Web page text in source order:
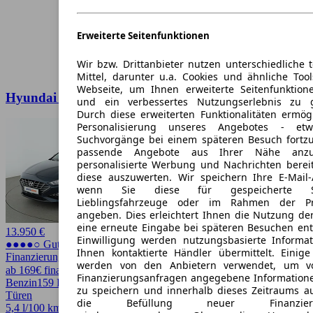
Erweiterte Seitenfunktionen
Wir bzw. Drittanbieter nutzen unterschiedliche
Mittel, darunter u.a. Cookies und ähnliche
Webseite, um Ihnen erweiterte
und ein verbessertes Nutzungserlebnis zu
Durch diese erweiterten Funktionalitäten
Personalisierung unseres Angebotes -
Suchvorgänge bei einem späteren Besuch
passende Angebote aus Ihrer Nähe
personalisierte Werbung und Nachrichten
diese auszuwerten. Wir speichern Ihre E-Mail-
wenn Sie diese für gespeicherte
Lieblingsfahrzeuge oder im Rahmen der
angeben. Dies erleichtert Ihnen die Nutzung
eine erneute Eingabe bei späteren Besuchen
Einwilligung werden nutzungsbasierte
Ihnen kontaktierte Händler übermittelt. Einige
werden von den Anbietern verwendet, um
Finanzierungsanfragen angegebene
zu speichern und innerhalb dieses Zeitraums
die Befüllung neuer
Hyundai i30 1.5 T-GDI Mild-Hybrid Edition 30
13.950 €
●●●●○ Guter Preis
Finanzierung möglich
ab 169€ finanzieren ↗
Benzin159 PS (117 kW)94.085 kmEZ -/2021Automatik Kombi5
Türen
5,4 l/100 km (komb.)* · 126 g/km CO2*